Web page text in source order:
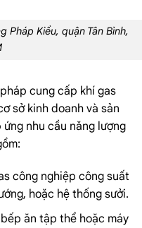
Pháp Kiều, quận Tân Bình,
cung cấp khí gas
sở kinh doanh và sản
ứng nhu cầu năng lượng
công nghiệp công suất
hoặc hệ thống sưởi.
ăn tập thể hoặc máy